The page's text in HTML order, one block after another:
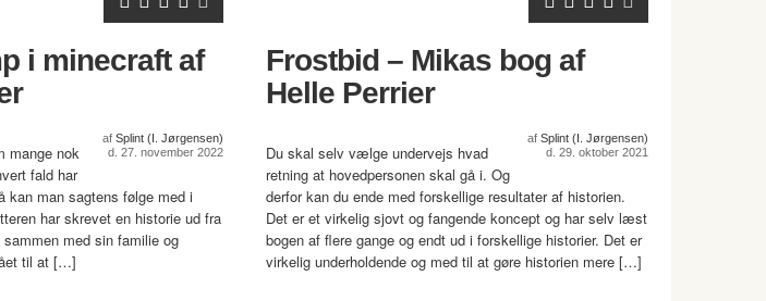
i minecraft af
af Splint (I. Jørgensen)
d. 27. november 2022
mange nok
fald har
kan man sagtens følge med i
har skrevet en historie ud fra
med sin familie og
til at […]
Frostbid – Mikas bog af
Helle Perrier
af Splint (I. Jørgensen)
d. 29. oktober 2021
Du skal selv vælge undervejs hvad
retning at hovedpersonen skal gå i. Og
derfor kan du ende med forskellige resultater af historien.
Det er et virkelig sjovt og fangende koncept og har selv læst
bogen af flere gange og endt ud i forskellige historier. Det er
virkelig underholdende og med til at gøre historien mere […]